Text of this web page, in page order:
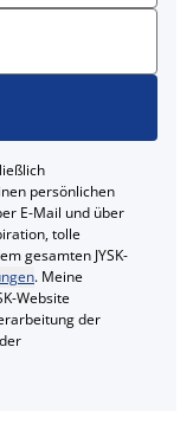
persönlichen
E-Mail und über
tolle
gesamten JYSK-
. Meine
Website
der